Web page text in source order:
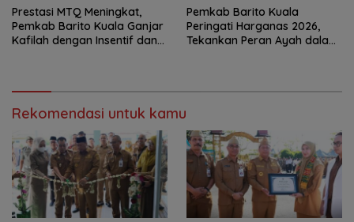
Prestasi MTQ Meningkat,
Pemkab Barito Kuala Ganjar
Kafilah dengan Insentif dan
Pemkab Barito Kuala
Peringati Harganas 2026,
Tekankan Peran Ayah dalam
Rekomendasi untuk kamu